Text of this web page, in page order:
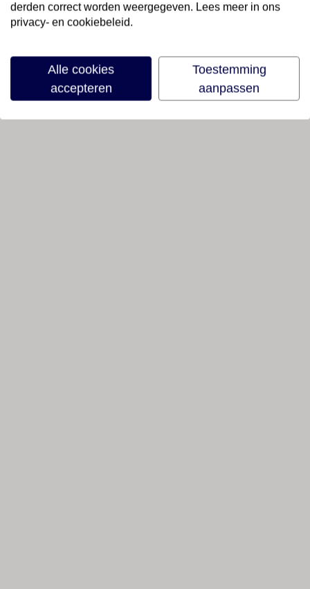
derden correct worden weergegeven. Lees meer in ons
privacy- en cookiebeleid.
Alle cookies
accepteren
Toestemming
aanpassen